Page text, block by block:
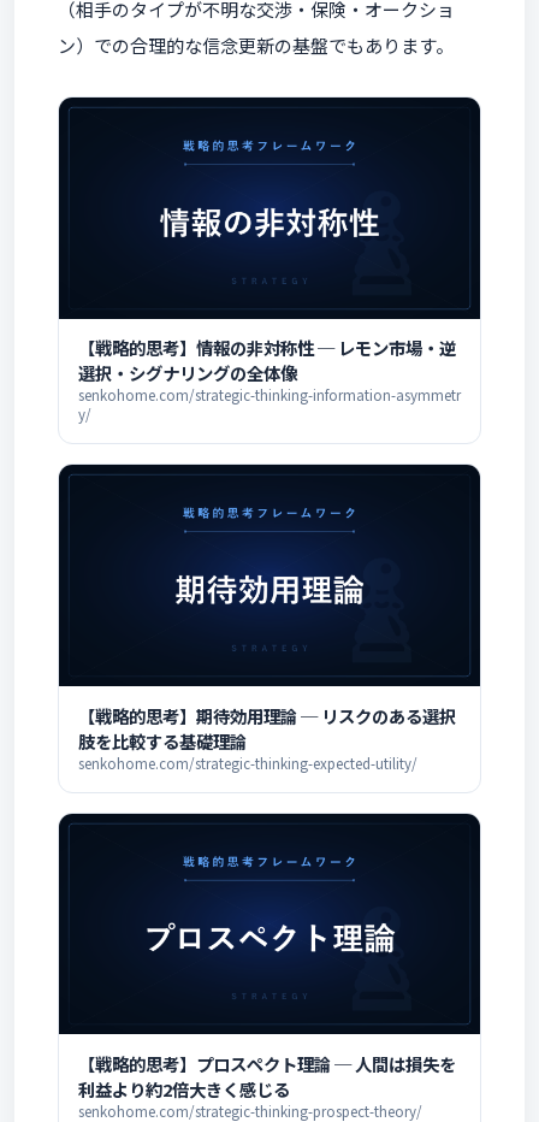
（相手のタイプが不明な交渉・保険・オークショ
ン）での合理的な信念更新の基盤でもあります。
【戦略的思考】情報の非対称性 ─ レモン市場・逆
選択・シグナリングの全体像
senkohome.com/strategic-thinking-information-asymmetr
y/
【戦略的思考】期待効用理論 ─ リスクのある選択
肢を比較する基礎理論
senkohome.com/strategic-thinking-expected-utility/
【戦略的思考】プロスペクト理論 ─ 人間は損失を
利益より約2倍大きく感じる
senkohome.com/strategic-thinking-prospect-theory/